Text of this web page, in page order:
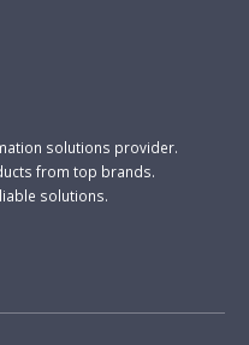
solutions provider.
from top brands.
solutions.